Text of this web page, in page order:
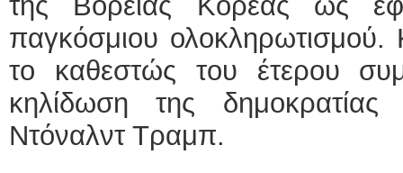
παγκόσμιου ολοκληρωτισμού.
το καθεστώς του έτερου
κηλίδωση της
Ντόναλντ Τραμπ.